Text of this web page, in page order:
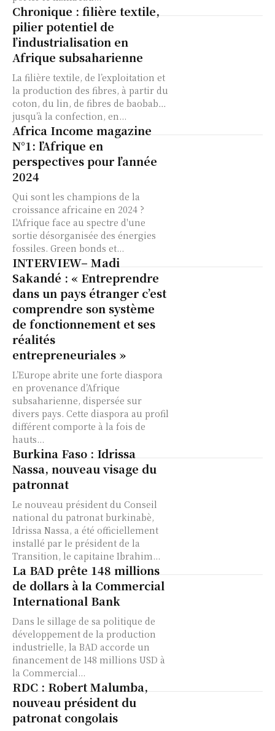
Chronique : filière textile,
pilier potentiel de
l’industrialisation en
Afrique subsaharienne
La filière textile, de l’exploitation et
la production des fibres, à partir du
coton, du lin, de fibres de baobab…
jusqu’à la confection, en...
Africa Income magazine
N°1: l’Afrique en
perspectives pour l’année
2024
Qui sont les champions de la
croissance africaine en 2024 ?
L'Afrique face au spectre d'une
sortie désorganisée des énergies
fossiles. Green bonds et...
INTERVIEW– Madi
Sakandé : « Entreprendre
dans un pays étranger c’est
comprendre son système
de fonctionnement et ses
réalités
entrepreneuriales »
L’Europe abrite une forte diaspora
en provenance d’Afrique
subsaharienne, dispersée sur
divers pays. Cette diaspora au profil
différent comporte à la fois de
hauts...
Burkina Faso : Idrissa
Nassa, nouveau visage du
patronnat
Le nouveau président du Conseil
national du patronat burkinabè,
Idrissa Nassa, a été officiellement
installé par le président de la
Transition, le capitaine Ibrahim...
La BAD prête 148 millions
de dollars à la Commercial
International Bank
Dans le sillage de sa politique de
développement de la production
industrielle, la BAD accorde un
financement de 148 millions USD à
la Commercial...
RDC : Robert Malumba,
nouveau président du
patronat congolais